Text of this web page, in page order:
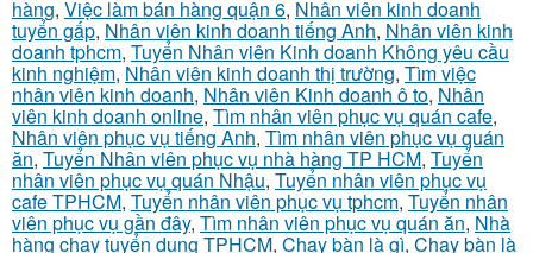
hàng, Việc làm bán hàng quận 6, Nhân viên kinh doanh
tuyển gấp, Nhân viên kinh doanh tiếng Anh, Nhân viên kinh
doanh tphcm, Tuyển Nhân viên Kinh doanh Không yêu cầu
kinh nghiệm, Nhân viên kinh doanh thị trường, Tìm việc
nhân viên kinh doanh, Nhân viên Kinh doanh ô to, Nhân
viên kinh doanh online, Tìm nhân viên phục vụ quán cafe,
Nhân viên phục vụ tiếng Anh, Tìm nhân viên phục vụ quán
ăn, Tuyển Nhân viên phục vụ nhà hàng TP HCM, Tuyển
nhân viên phục vụ quán Nhậu, Tuyển nhân viên phục vụ
cafe TPHCM, Tuyển nhân viên phục vụ tphcm, Tuyển nhân
viên phục vụ gần đây, Tìm nhân viên phục vụ quán ăn, Nhà
hàng chay tuyển dụng TPHCM, Chạy bàn là gì, Chạy bàn là